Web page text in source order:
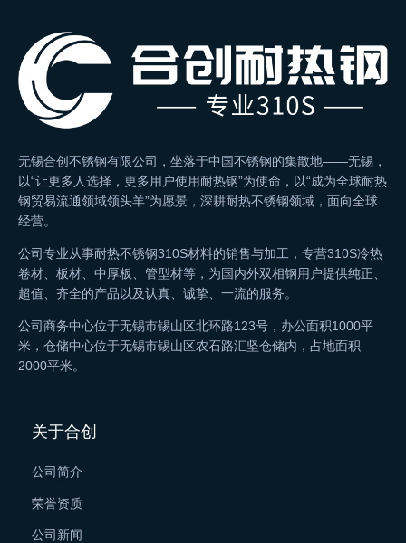
无锡合创不锈钢有限公司，坐落于中国不锈钢的集散地——无锡，
以“让更多人选择，更多用户使用耐热钢”为使命，以“成为全球耐热
钢贸易流通领域领头羊”为愿景，深耕耐热不锈钢领域，面向全球
经营。
公司专业从事耐热不锈钢310S材料的销售与加工，专营310S冷热
卷材、板材、中厚板、管型材等，为国内外双相钢用户提供纯正、
超值、齐全的产品以及认真、诚挚、一流的服务。
公司商务中心位于无锡市锡山区北环路123号，办公面积1000平
米，仓储中心位于无锡市锡山区农石路汇坚仓储内，占地面积
2000平米。
关于合创
公司简介
荣誉资质
公司新闻